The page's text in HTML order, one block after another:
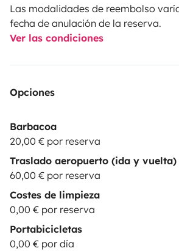
Las modalidades de reembolso
fecha de anulación de la reserva.
Ver las condiciones
Opciones
Barbacoa
20,00 € por reserva
Traslado aeropuerto (ida y vuelta)
60,00 € por reserva
Costes de limpieza
0,00 € por reserva
Portabicicletas
0,00 € por día